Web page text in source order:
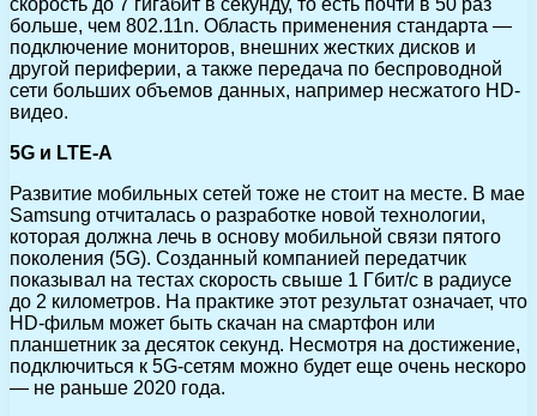
больше, чем 802.11n. Область применения стандарта —
подключение мониторов, внешних жестких дисков и
другой периферии, а также передача по беспроводной
сети больших объемов данных, например несжатого HD-
видео.
5G и LTE-A
Развитие мобильных сетей тоже не стоит на месте. В мае
Samsung отчиталась о разработке новой технологии,
которая должна лечь в основу мобильной связи пятого
поколения (5G). Созданный компанией передатчик
показывал на тестах скорость свыше 1 Гбит/с в радиусе
до 2 километров. На практике этот результат означает, что
HD-фильм может быть скачан на смартфон или
планшетник за десяток секунд. Несмотря на достижение,
подключиться к 5G-сетям можно будет еще очень нескоро
— не раньше 2020 года.